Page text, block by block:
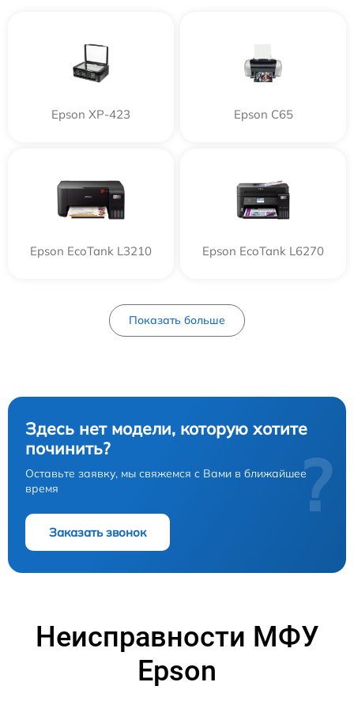
Epson XP-423 Epson C65
Epson EcoTank L3210 Epson EcoTank L6270
Показать больше
Здесь нет модели, которую хотите
починить?
Оставьте заявку, мы свяжемся с Вами в ближайшее
время
Заказать звонок
?
Неисправности МФУ
Epson